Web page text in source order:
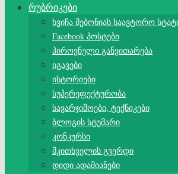
რუბრიკები
ხვიჩა მებონიას საავტორო
Facebook პოსტები
პიროვნული განვითარება
იგავები
ისტორიები
სუპერეფექტურობა
სავარჯიშოები, ტექნიკები
ბლოგის სტუმარი
კონკურსი
მკითხველის გვერდი
დიდი ადამიანები